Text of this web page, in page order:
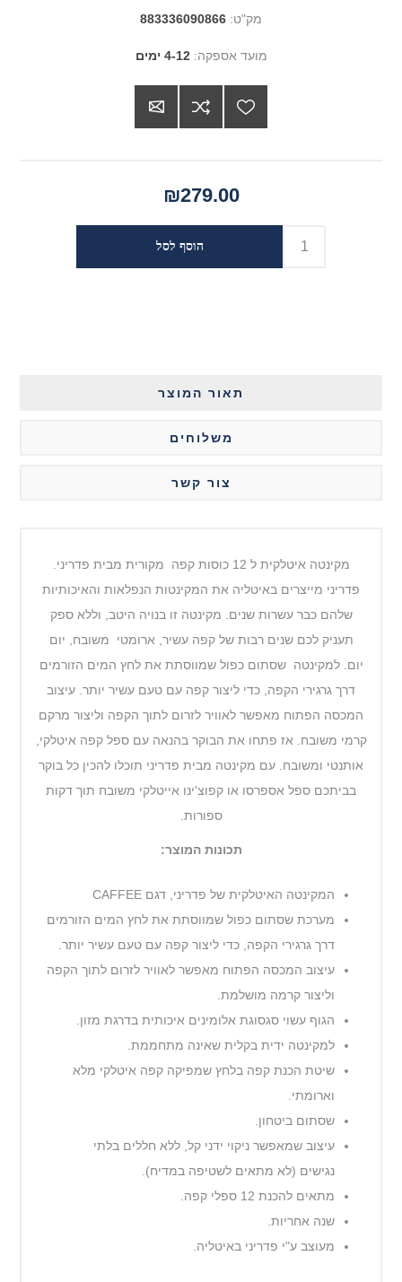
מק"ט: 883336090866
מועד אספקה: 4-12 ימים
₪279.00
תאור המוצר
משלוחים
צור קשר
מקינטה איטלקית ל 12 כוסות קפה מקורית מבית פדריני.
פדריני מייצרים באיטליה את המקינטות הנפלאות והאיכותיות
שלהם כבר עשרות שנים. מקינטה זו בנויה היטב, וללא ספק
תעניק לכם שנים רבות של קפה עשיר, ארומטי משובח, יום
יום. למקינטה שסתום כפול שמווסתת את לחץ המים הזורמים
דרך גרגירי הקפה, כדי ליצור קפה עם טעם עשיר יותר. עיצוב
המכסה הפתוח מאפשר לאוויר לזרום לתוך הקפה וליצור מרקם
קרמי משובח. אז פתחו את הבוקר בהנאה עם ספל קפה איטלקי,
אותנטי ומשובח. עם מקינטה מבית פדריני תוכלו להכין כל בוקר
בביתכם ספל אספרסו או קפוצ'ינו אייטלקי משובח תוך דקות
ספורות.
תכונות המוצר:
המקינטה האיטלקית של פדריני, דגם CAFFEE
מערכת שסתום כפול שמווסתת את לחץ המים הזורמים
דרך גרגירי הקפה, כדי ליצור קפה עם טעם עשיר יותר.
עיצוב המכסה הפתוח מאפשר לאוויר לזרום לתוך הקפה
וליצור קרמה מושלמת.
הגוף עשוי סגסוגת אלומינים איכותית בדרגת מזון.
למקינטה ידית בקלית שאינה מתחממת.
שיטת הכנת קפה בלחץ שמפיקה קפה איטלקי מלא
וארומתי.
שסתום ביטחון.
עיצוב שמאפשר ניקוי ידני קל, ללא חללים בלתי
נגישים (לא מתאים לשטיפה במדיח).
מתאים להכנת 12 ספלי קפה.
שנה אחריות.
מעוצב ע"י פדריני באיטליה.